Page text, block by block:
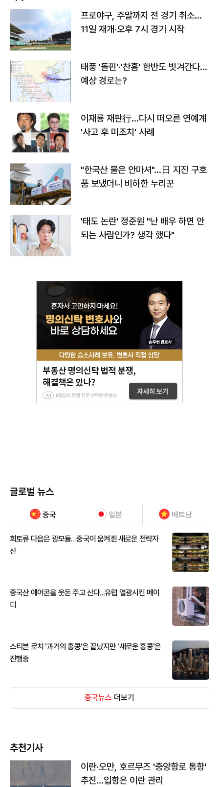
프로야구, 주말까지 전 경기 취소…
11일 재개·오후 7시 경기 시작
태풍 '돌핀'·'찬홈' 한반도 빗겨간다…
예상 경로는?
이재룡 재판行…다시 떠오른 연예계
'사고 후 미조치' 사례
"한국산 물은 안마셔"…日 지진 구호
품 보냈더니 비하한 누리꾼
'태도 논란' 정준원 "난 배우 하면 안
되는 사람인가? 생각 했다"
글로벌 뉴스
중국 일본 베트남
희토류 다음은 광모듈…중국이 움켜쥔 새로운 전략자
산
중국산 에어콘을 웃돈 주고 산다...유럽 열광시킨 메이
디
스티븐 로치 '과거의 홍콩'은 끝났지만 '새로운 홍콩'은
진행중
중국뉴스 더보기
추천기사
이란·오만, 호르무즈 '중앙항로 통항'
추진…입항은 이란 관리